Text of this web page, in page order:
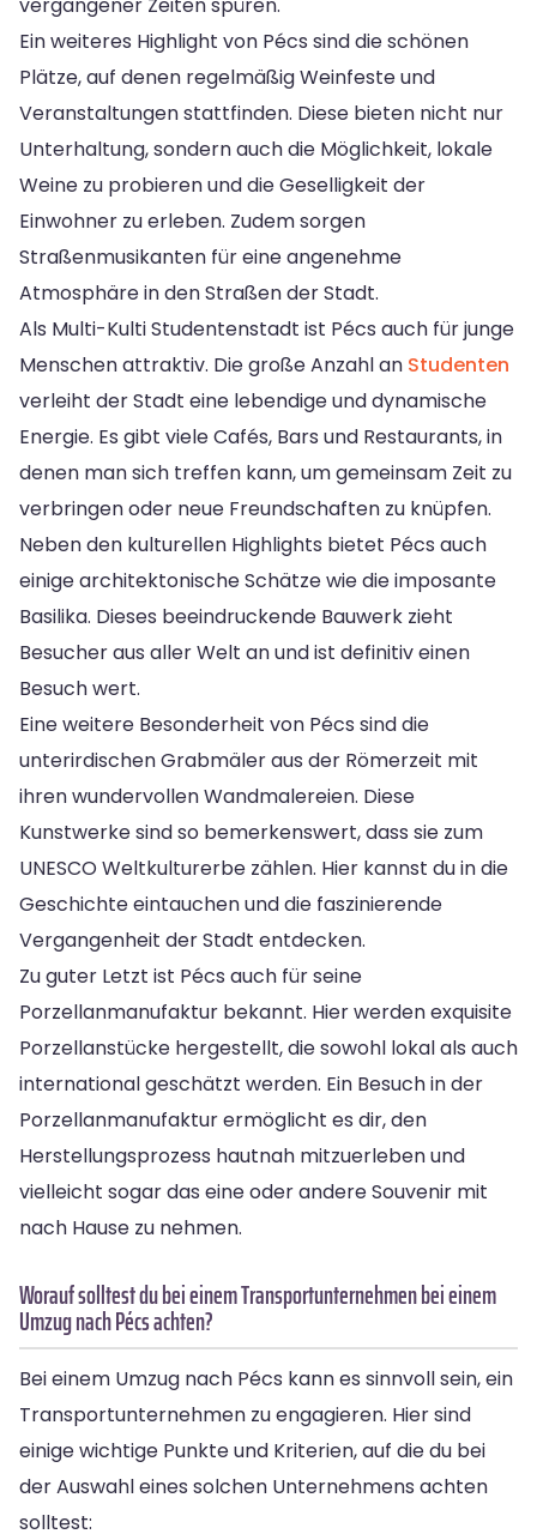
Ein weiteres Highlight von Pécs sind die schönen
Plätze, auf denen regelmäßig Weinfeste und
Veranstaltungen stattfinden. Diese bieten nicht nur
Unterhaltung, sondern auch die Möglichkeit, lokale
Weine zu probieren und die Geselligkeit der
Einwohner zu erleben. Zudem sorgen
Straßenmusikanten für eine angenehme
Atmosphäre in den Straßen der Stadt.
Als Multi-Kulti Studentenstadt ist Pécs auch für junge
Menschen attraktiv. Die große Anzahl an Studenten
verleiht der Stadt eine lebendige und dynamische
Energie. Es gibt viele Cafés, Bars und Restaurants, in
denen man sich treffen kann, um gemeinsam Zeit zu
verbringen oder neue Freundschaften zu knüpfen.
Neben den kulturellen Highlights bietet Pécs auch
einige architektonische Schätze wie die imposante
Basilika. Dieses beeindruckende Bauwerk zieht
Besucher aus aller Welt an und ist definitiv einen
Besuch wert.
Eine weitere Besonderheit von Pécs sind die
unterirdischen Grabmäler aus der Römerzeit mit
ihren wundervollen Wandmalereien. Diese
Kunstwerke sind so bemerkenswert, dass sie zum
UNESCO Weltkulturerbe zählen. Hier kannst du in die
Geschichte eintauchen und die faszinierende
Vergangenheit der Stadt entdecken.
Zu guter Letzt ist Pécs auch für seine
Porzellanmanufaktur bekannt. Hier werden exquisite
Porzellanstücke hergestellt, die sowohl lokal als auch
international geschätzt werden. Ein Besuch in der
Porzellanmanufaktur ermöglicht es dir, den
Herstellungsprozess hautnah mitzuerleben und
vielleicht sogar das eine oder andere Souvenir mit
nach Hause zu nehmen.
Worauf solltest du bei einem Transportunternehmen bei einem
Umzug nach Pécs achten?
Bei einem Umzug nach Pécs kann es sinnvoll sein, ein
Transportunternehmen zu engagieren. Hier sind
einige wichtige Punkte und Kriterien, auf die du bei
der Auswahl eines solchen Unternehmens achten
solltest: